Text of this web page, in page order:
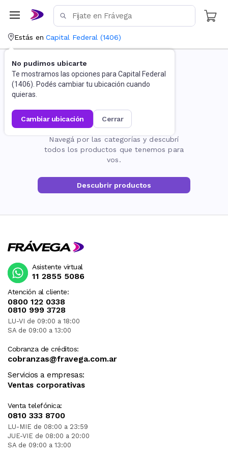
Estás en Capital Federal (1406)
No pudimos ubicarte
Te mostramos las opciones para Capital Federal
(1406). Podés cambiar tu ubicación cuando
quieras.
cambiar ubicación cerrar
La página no existe
Navegá por las categorías y descubrí
todos los productos que tenemos para
vos.
Descubrir productos
Atención al cliente:
0800 122 0338
0810 999 3728
LU-VI de 09:00 a 18:00
SA de 09:00 a 13:00
Cobranza de créditos:
cobranzas@fravega.com.ar
Servicios a empresas:
Ventas corporativas
Venta telefónica:
0810 333 8700
LU-MIE de 08:00 a 23:59
JUE-VIE de 08:00 a 20:00
SA de 09:00 a 13:00
Asistente virtual
11 2855 5086